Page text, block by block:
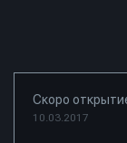
Скоро
10.03.2017